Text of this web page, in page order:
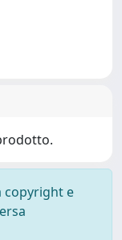
copyright e